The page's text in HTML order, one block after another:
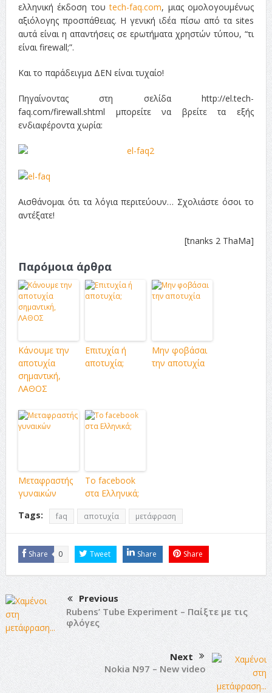
ελληνική έκδοση τουtech-faq.com, μιας ομολογουμένως
αξιόλογης προσπάθειας. Η γενική ιδέα πίσω από τα sites
αυτά είναι η απαντήσεις σε ερωτήματα χρηστών τύπου, “τι
είναι firewall;”.
Και το παράδειγμα ΔΕΝ είναι τυχαίο!
Πηγαίνοντας στη σελίδα http://el.tech-
faq.com/firewall.shtml μπορείτε να βρείτε τα εξής
ενδιαφέροντα χωρία:
Αισθάνομαι ότι τα λόγια περιτεύουν… Σχολιάστε όσοι το
αντέξατε!
[tnanks 2 ThaMa]
Παρόμοια άρθρα
Κάνουμε την
αποτυχία
σημαντική,
ΛΑΘΟΣ
Επιτυχία ή
αποτυχία;
Μην φοβάσαι
την αποτυχία
Μεταφραστής
γυναικών
Το facebook
στα Ελληνικά;
Tags:
faq αποτυχία μετάφραση
Share 0 Tweet Share Share
Previous
Rubens’ Tube Experiment – Παίξτε με τις
φλόγες
Next
Nokia N97 – New video